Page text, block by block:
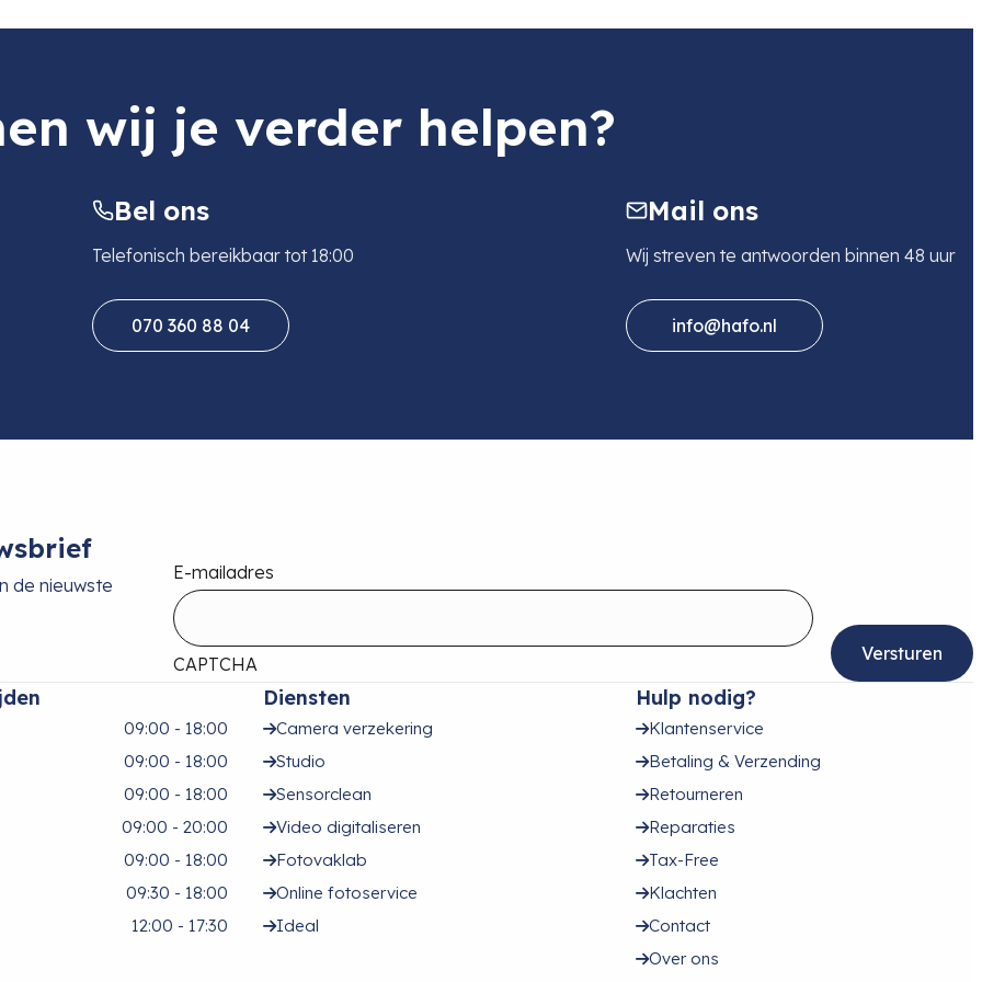
3.0 SD/MicroSD Alu
wij je verder helpen?
Bel ons
Telefonisch bereikbaar tot 18:00
070 360 88 04
Mail ons
Wij streven te antwoorden binnen 48 uur
info@hafo.nl
de nieuwste
E-mailadres
CAPTCHA
09:00 - 18:00
09:00 - 18:00
09:00 - 18:00
09:00 - 20:00
09:00 - 18:00
09:30 - 18:00
12:00 - 17:30
Diensten
Camera verzekering
Studio
Sensorclean
Video digitaliseren
Fotovaklab
Online fotoservice
Ideal
Hulp nodig?
Klantenservice
Betaling & Verzending
Retourneren
Reparaties
Tax-Free
Klachten
Contact
Over ons